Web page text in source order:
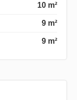
10 m²
9 m²
9 m²